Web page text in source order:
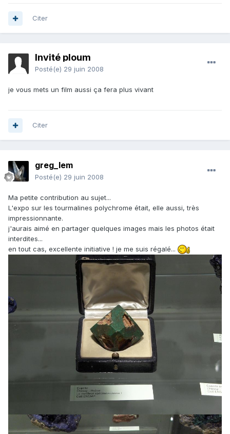
Citer
Invité ploum
Posté(e) 29 juin 2008
je vous mets un film aussi ça fera plus vivant
Citer
greg_lem
Posté(e) 29 juin 2008
Ma petite contribution au sujet...
L'expo sur les tourmalines polychrome était, elle aussi, très
impressionnante.
j'aurais aimé en partager quelques images mais les photos était
interdites...
en tout cas, excellente initiative ! je me suis régalé...